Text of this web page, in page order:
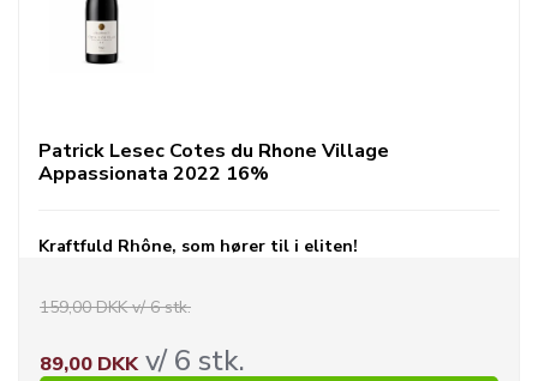
Patrick Lesec Cotes du Rhone Village
Appassionata 2022 16%
Kraftfuld Rhône, som hører til i eliten!
159,00 DKK v/ 6 stk.
89,00 DKKv/ 6 stk.